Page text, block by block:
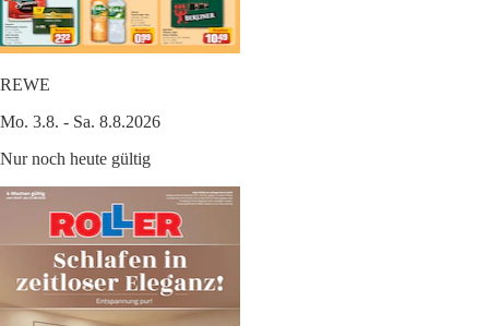
REWE
Mo. 3.8. - Sa. 8.8.2026
Nur noch heute gültig